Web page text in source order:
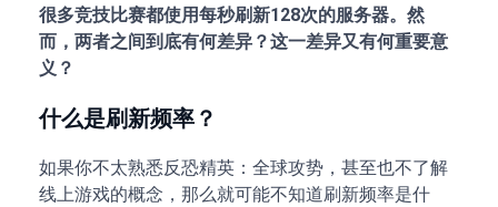
很多竞技比赛都使用每秒刷新128次的服务器。然
而，两者之间到底有何差异？这一差异又有何重要意
义？
什么是刷新频率？
如果你不太熟悉反恐精英：全球攻势，甚至也不了解
线上游戏的概念，那么就可能不知道刷新频率是什